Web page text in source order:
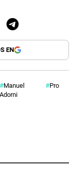
EN
Manuel
Adorni
Pro